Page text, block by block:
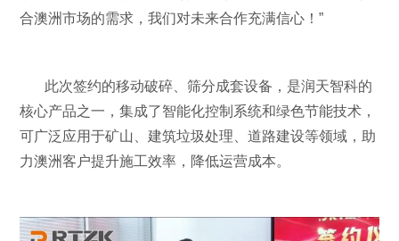
合澳洲市场的需求，我们对未来合作充满信心！”
此次签约的移动破碎、筛分成套设备，是润天智科的
核心产品之一，集成了智能化控制系统和绿色节能技术，
可广泛应用于矿山、建筑垃圾处理、道路建设等领域，助
力澳洲客户提升施工效率，降低运营成本。